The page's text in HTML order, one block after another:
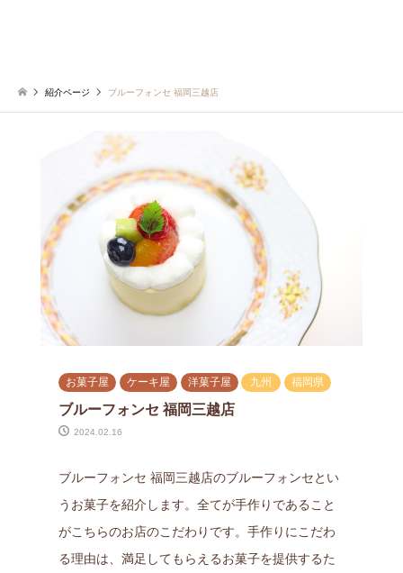
紹介ページ ブルーフォンセ 福岡三越店
お菓子屋 ケーキ屋 洋菓子屋 九州 福岡県
ブルーフォンセ 福岡三越店
2024.02.16
ブルーフォンセ 福岡三越店のブルーフォンセとい
うお菓子を紹介します。全てが手作りであること
がこちらのお店のこだわりです。手作りにこだわ
る理由は、満足してもらえるお菓子を提供するた